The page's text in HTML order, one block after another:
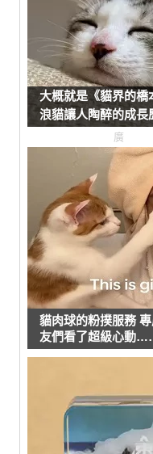
大概就是《貓界的
浪貓讓人陶醉的成長
貓肉球的粉撲服務
友們看了超級心動